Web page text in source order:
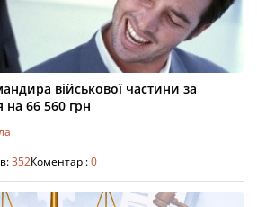
військової частини за
на 66 560 грн
352Коментарі:0